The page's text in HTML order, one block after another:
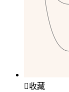
收藏